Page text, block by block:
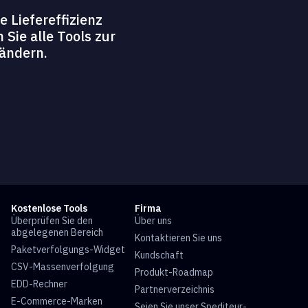
Liefereffizienz
alle Tools zur
Kostenlose Tools
Überprüfen Sie den
abgelegenen Bereich
Paketverfolgungs-Widget
CSV-Massenverfolgung
EDD-Rechner
E-Commerce-Marken
Firma
Über uns
Kontaktieren Sie uns
Kundschaft
Produkt-Roadmap
Partnerverzeichnis